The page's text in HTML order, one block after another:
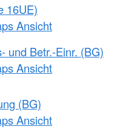
16UE)
Ansicht
und Betr.-Einr. (BG)
Ansicht
(BG)
Ansicht